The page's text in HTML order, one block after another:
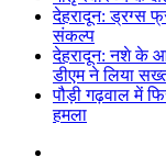
देहरादून: ड्रग्स
संकल्प
देहरादून: नशे के
डीएम ने लिया
पौड़ी गढ़वाल में
हमला